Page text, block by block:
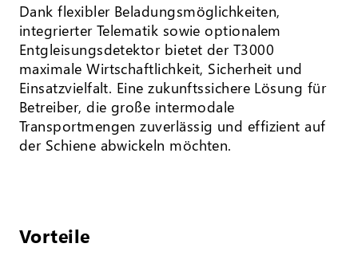
Dank flexibler Beladungsmöglichkeiten,
integrierter Telematik sowie optionalem
Entgleisungsdetektor bietet der T3000
maximale Wirtschaftlichkeit, Sicherheit und
Einsatzvielfalt. Eine zukunftssichere Lösung für
Betreiber, die große intermodale
Transportmengen zuverlässig und effizient auf
der Schiene abwickeln möchten.
Vorteile